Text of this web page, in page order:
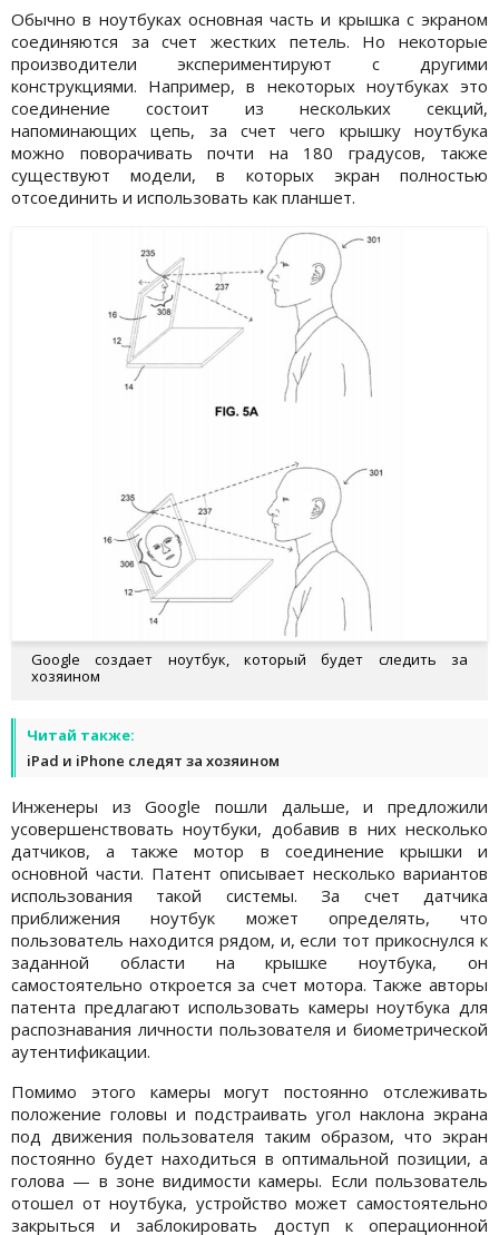
Обычно в ноутбуках основная часть и крышка с экраном
соединяются за счет жестких петель. Но некоторые
производители экспериментируют с другими
конструкциями. Например, в некоторых ноутбуках это
соединение состоит из нескольких секций,
напоминающих цепь, за счет чего крышку ноутбука
можно поворачивать почти на 180 градусов, также
существуют модели, в которых экран полностью
отсоединить и использовать как планшет.
Google создает ноутбук, который будет следить за
хозяином
Читай также:
iPad и iPhone следят за хозяином
Инженеры из Google пошли дальше, и предложили
усовершенствовать ноутбуки, добавив в них несколько
датчиков, а также мотор в соединение крышки и
основной части. Патент описывает несколько вариантов
использования такой системы. За счет датчика
приближения ноутбук может определять, что
пользователь находится рядом, и, если тот прикоснулся к
заданной области на крышке ноутбука, он
самостоятельно откроется за счет мотора. Также авторы
патента предлагают использовать камеры ноутбука для
распознавания личности пользователя и биометрической
аутентификации.
Помимо этого камеры могут постоянно отслеживать
положение головы и подстраивать угол наклона экрана
под движения пользователя таким образом, что экран
постоянно будет находиться в оптимальной позиции, а
голова — в зоне видимости камеры. Если пользователь
отошел от ноутбука, устройство может самостоятельно
закрыться и заблокировать доступ к операционной